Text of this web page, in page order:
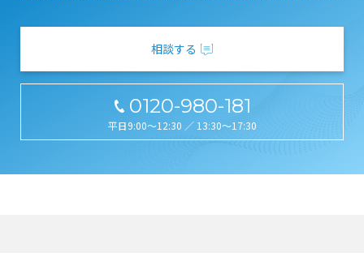
相談する
0120-980-181
平日9:00～12:30 ／ 13:30～17:30